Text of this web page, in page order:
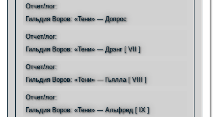
Отчет/лог:
Гильдия Воров: «Тени» — Допрос
Отчет/лог:
Гильдия Воров: «Тени» — Дрэнг [ VII ]
Отчет/лог:
Гильдия Воров: «Тени» — Гьялла [ VIII ]
Отчет/лог:
Гильдия Воров: «Тени» — Альфред [ IX ]